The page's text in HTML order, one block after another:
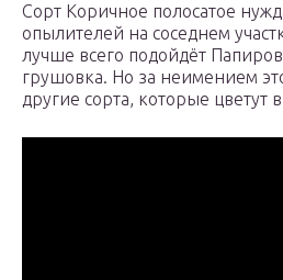
Сорт Коричное полосатое
опылителей на соседнем
лучше всего подойдёт
грушовка. Но за неимением
другие сорта, которые цветут